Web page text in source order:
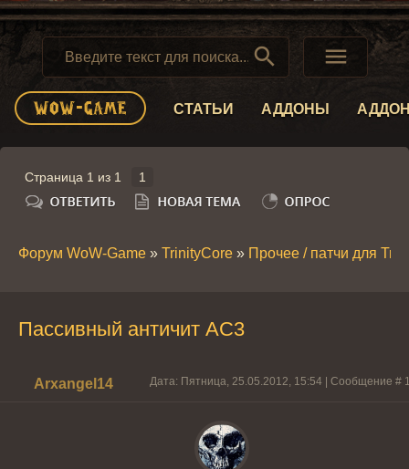
 
СТАТЬИ АДДОНЫ
Страница 1 из 1 1
Форум WoW-Game » TrinityCore » Прочее / патчи для
Пассивный античит АС3
Arxangel14 Дата: Пятница, 25.05.2012, 15:54 | Сообщение #